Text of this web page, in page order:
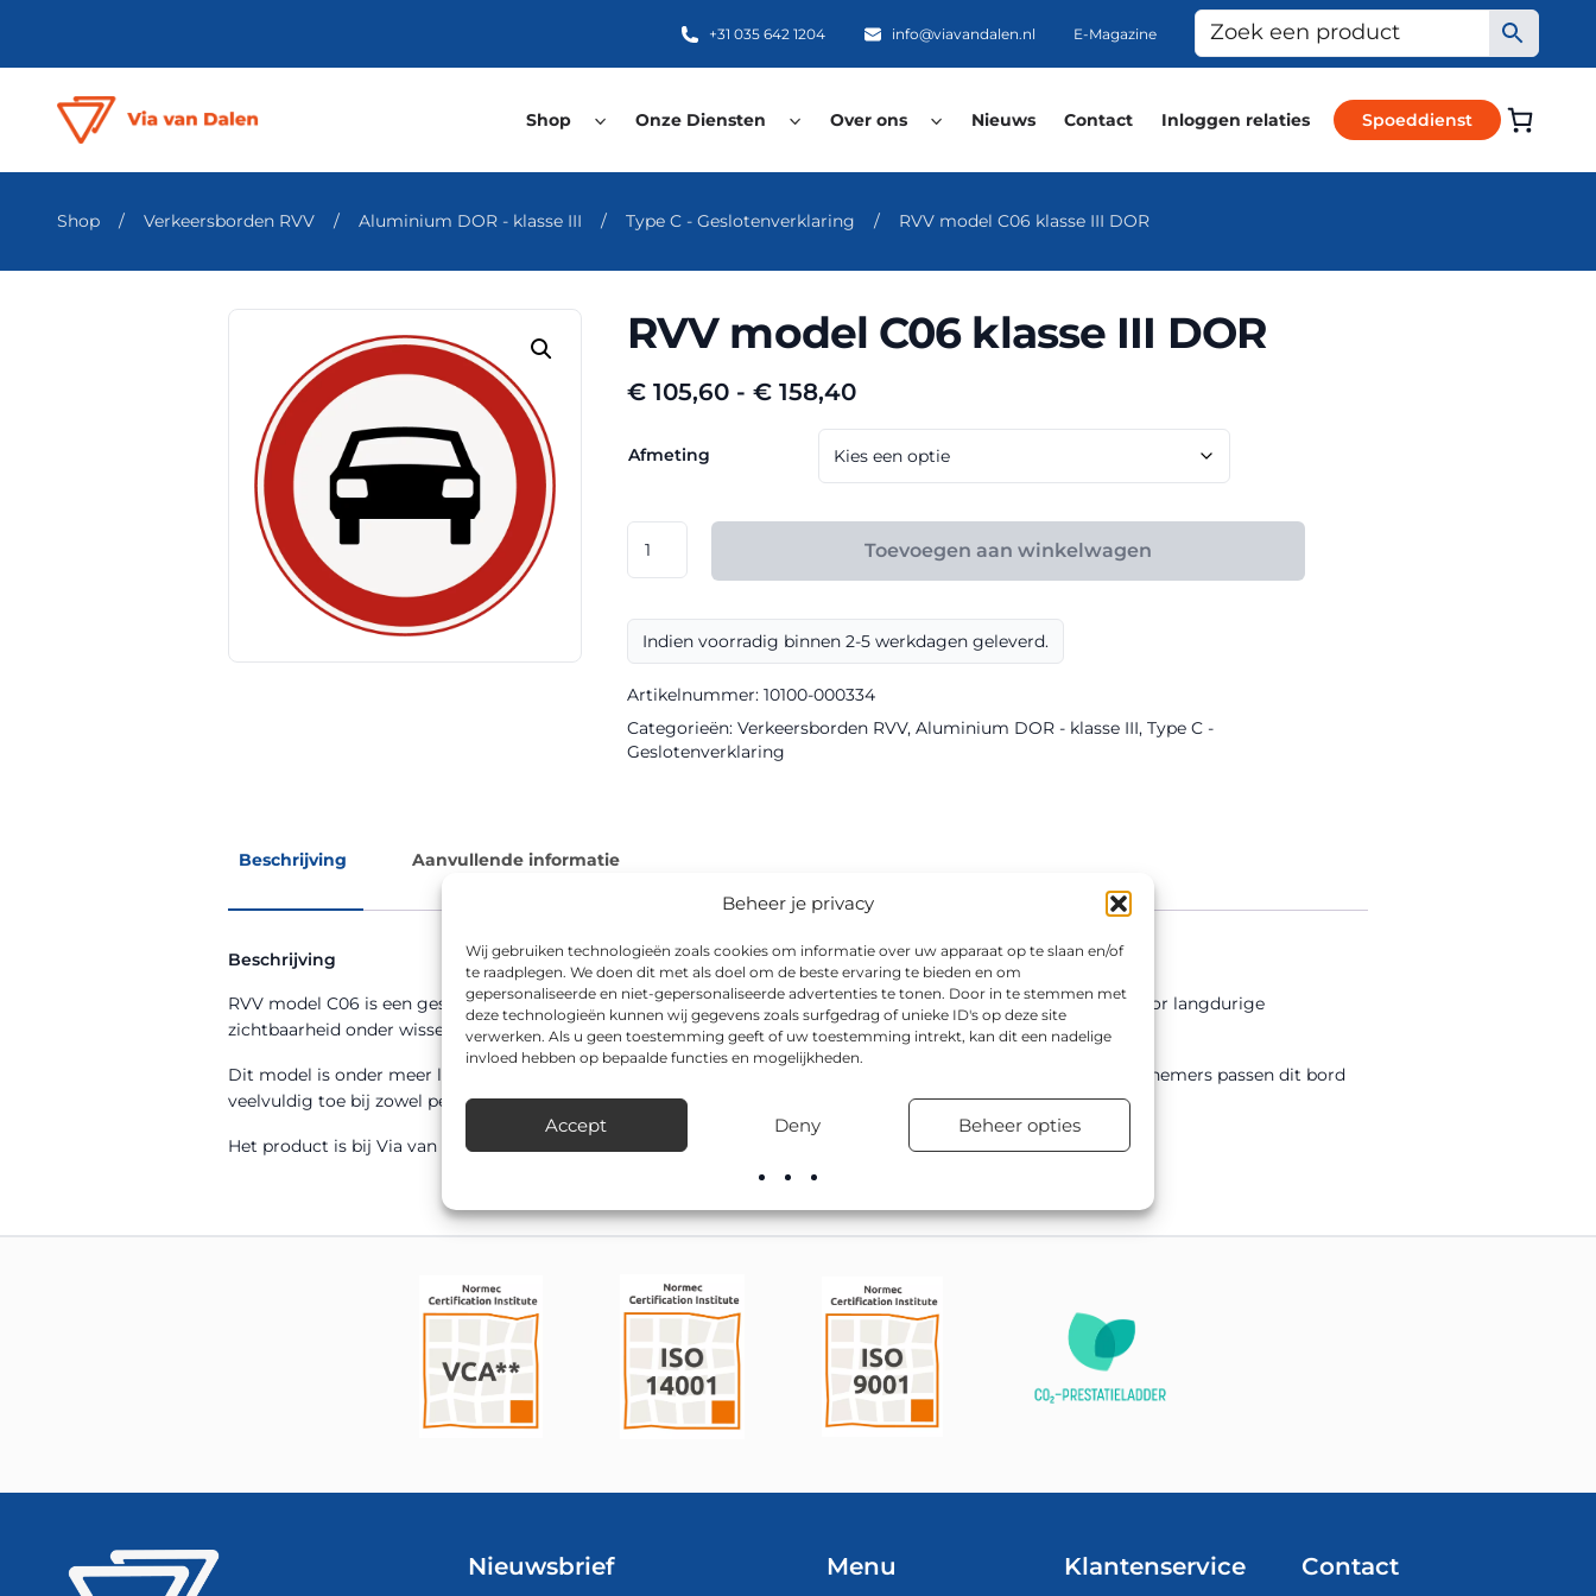
Beheer je privacy
Wij gebruiken technologieën zoals cookies om informatie over uw apparaat op te slaan en/of
te raadplegen. We doen dit met als doel om de beste ervaring te bieden en om
gepersonaliseerde en niet-gepersonaliseerde advertenties te tonen. Door in te stemmen met
deze technologieën kunnen wij gegevens zoals surfgedrag of unieke ID's op deze site
verwerken. Als u geen toestemming geeft of uw toestemming intrekt, kan dit een nadelige
invloed hebben op bepaalde functies en mogelijkheden.
Accept Deny Beheer opties
+31 035 642 1204 info@viavandalen.nl E-Magazine
Shop Onze Diensten Over ons Nieuws Contact Inloggen relaties Spoeddienst
Shop / Verkeersborden RVV / Aluminium DOR - klasse III / Type C - Geslotenverklaring / RVV model C06 klasse III DOR
RVV model C06 klasse III DOR
€ 105,60 - € 158,40Prijsklasse:
€ 105,60
tot
€ 158,40
Afmeting
model
klasse
aantal
Toevoegen aan winkelwagen
Indien voorradig binnen 2-5 werkdagen geleverd.
Artikelnummer: 10100-000334
Categorieën: Verkeersborden RVV, Aluminium DOR - klasse III, Type C -
Geslotenverklaring
Beschrijving Aanvullende informatie
Beschrijving
RVV model C06 is een geslotenverklaringsbord in DOR-uitvoering, geproduceerd met klasse III reflectiefolie voor langdurige
zichtbaarheid onder wisselende weersomstandigheden.
Dit model is onder meer leverbaar in de afmetingen Ø 600mm, Ø 800mm. Gemeenten, wegbeheerders en aannemers passen dit bord
veelvuldig toe bij zowel permanente als tijdelijke verkeerssituaties.
Het product is bij Via van Dalen uit voorraad leverbaar, inclusief advies over de juiste bevestigingsmaterialen.
Nieuwsbrief Menu Klantenservice Contact